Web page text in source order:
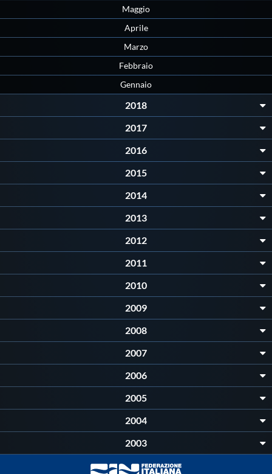
Intranet
Webmail
Contatti
Mappa del sito
Maggio
Aprile
Marzo
Febbraio
Gennaio
2018
2017
2016
2015
2014
2013
2012
2011
2010
2009
2008
2007
2006
2005
2004
2003